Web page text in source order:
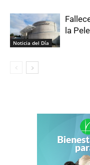
Noticia del Día
la